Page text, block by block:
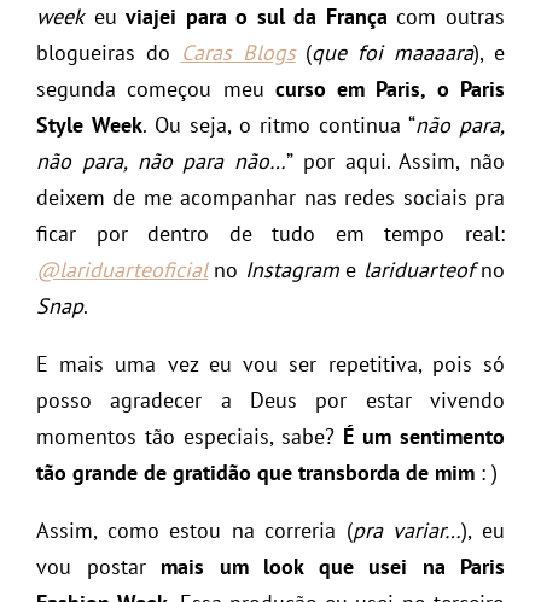
weekeuviajei para o sul da França com outras
blogueiras do Caras Blogs(que foi maaaara), e
segunda começou meu curso em Paris, o Paris
Style Week. Ou seja, o ritmo continua “não para,
não para, não para não…” por aqui. Assim, não
deixem de me acompanhar nas redes sociais pra
ficar por dentro de tudo em tempo real:
@lariduarteoficialno Instagrame lariduarteofno
Snap.
E mais uma vez eu vou ser repetitiva, pois só
posso agradecer a Deus por estar vivendo
momentos tão especiais, sabe? É um sentimento
tão grande de gratidão que transborda de mim : )
Assim, como estou na correria (pra variar…), eu
vou postar mais um look que usei na Paris